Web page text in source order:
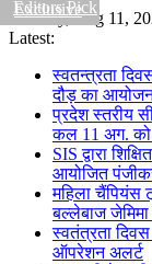
Tuesday, Aug 11,
Latest:
स्वतन्त्रता
दौड़ का
प्रदेश स्तरीय
कल 11 अग. को
SIS द्वारा
आयोजि‍त
महिला चैंपियंस
बल्लेबाज जेमिमा
स्वतंत्रता
ऑपरेशन अलर्ट
Exclusive
Editors Pick